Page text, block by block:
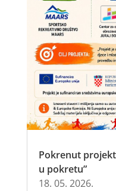
Pokrenut
u pokretu”
18. 05. 2026.